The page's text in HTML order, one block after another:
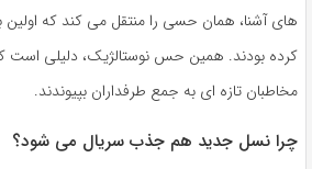
های آشنا، همان حسی را منتقل می کند که اولین
کرده بودند. همین حس نوستالژیک، دلیلی
مخاطبان تازه ای به جمع طرفداران بپیوندند.
چرا نسل جدید هم جذب سریال می شود؟